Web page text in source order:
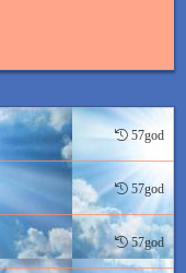
57god
57god
57god